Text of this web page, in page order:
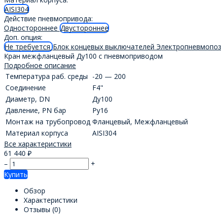
AISI304
Действие пневмопривода:
Одностороннее Двустороннее
Доп. опция:
Не требуетсяБлок концевых выключателей
Кран межфланцевый Ду100 с пневмоприводом
Подробное описание
Температура раб. среды -20 — 200
Соединение
F4"
Диаметр, DN
Ду100
Давление, PN бар
Ру16
Монтаж на трубопровод Фланцевый, Межфланцевый
Материал корпуса
AISI304
Все характеристики
61 440 ₽
–
+
Купить
Обзор
Характеристики
Отзывы (0)